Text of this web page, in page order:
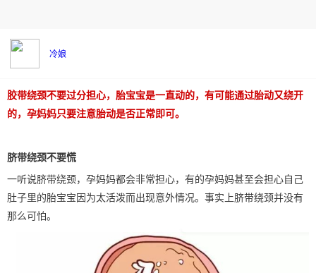
冷娘
胶带绕颈不要过分担心，胎宝宝是一直动的，有可能通过胎动又绕开
的，孕妈妈只要注意胎动是否正常即可。
脐带绕颈不要慌
一听说脐带绕颈，孕妈妈都会非常担心，有的孕妈妈甚至会担心自己
肚子里的胎宝宝因为太活泼而出现意外情况。事实上脐带绕颈并没有
那么可怕。